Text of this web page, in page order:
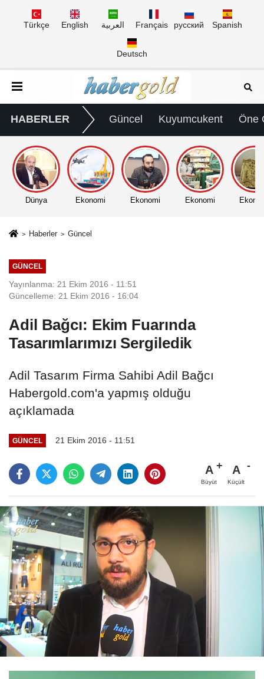
Türkçe English العربية Français русский Spanish
Deutsch
HABERLER Güncel Kuyumcukent Öne
Dünya Ekonomi Ekonomi Ekonomi
Haberler Güncel
GÜNCEL
Yayınlanma: 21 Ekim 2016 - 11:51
Güncelleme: 21 Ekim 2016 - 16:04
Adil Bağcı: Ekim Fuarında
Tasarımlarımızı Sergiledik
Adil Tasarım Firma Sahibi Adil Bağcı
Habergold.com'a yapmış olduğu
açıklamada
GÜNCEL 21 Ekim 2016 - 11:51
A
Büyüt
A
Küçült